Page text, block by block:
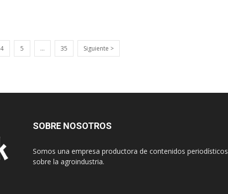
4 5 … 35 Siguiente >
SOBRE NOSOTROS
Somos una empresa productora de contenidos periodísticos
sobre la agroindustria.